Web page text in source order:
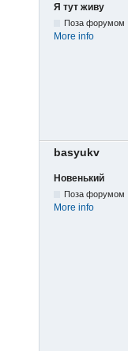
Я тут живу
Поза форумом
More info
basyukv
Новенький
Поза форумом
More info